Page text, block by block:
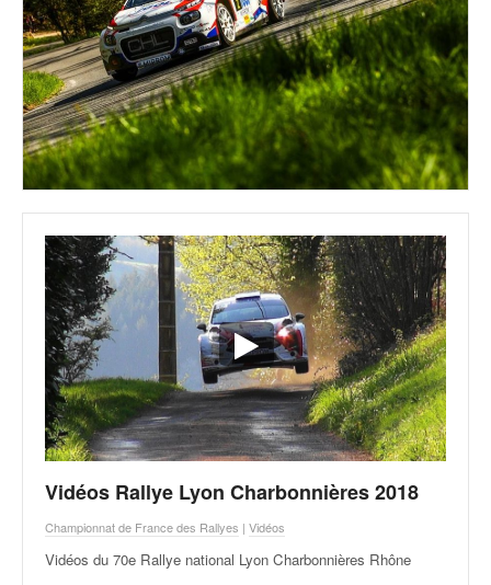
Vidéos Rallye Lyon Charbonnières 2018
Championnat de France des Rallyes | Vidéos
Vidéos du 70e Rallye national Lyon Charbonnières Rhône